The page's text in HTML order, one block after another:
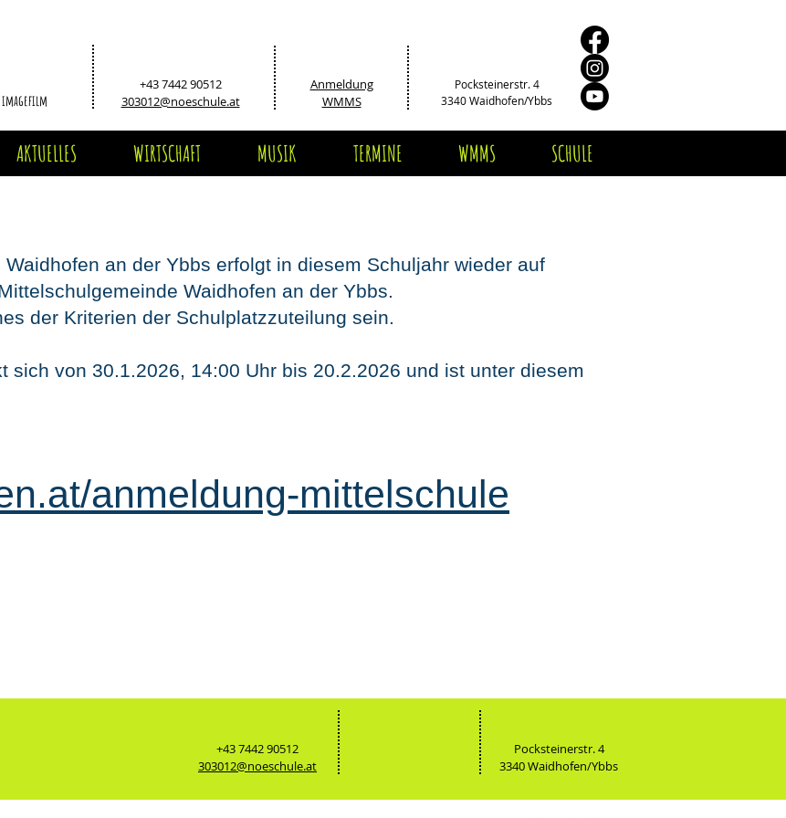
imagefilm
+43 7442 90512
303012@noeschule.at
Anmeldung
WMMS
Pocksteinerstr. 4
3340 Waidhofen/Ybbs
AKTUELLES WIRTSCHAFT MUSIK TERMINE WMMS SCHULE
an der Ybbs erfolgt in diesem Schuljahr wieder auf
Waidhofen an der Ybbs.
der Kriterien der Schulplatzzuteilung sein.
sich von 30.1.2026, 14:00 Uhr bis 20.2.2026 und ist unter diesem
anmeldung-mittelschule
Pocksteinerstr. 4
3340 Waidhofen/Ybbs
+43 7442 90512
303012@noeschule.at